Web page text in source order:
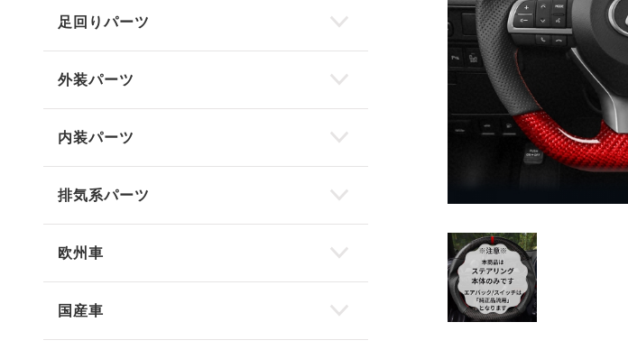
BMW iX3 G08
BMW X3M F97
BMW X5M F95
足回りパーツ
外装パーツ
内装パーツ
排気系パーツ
欧州車
国産車